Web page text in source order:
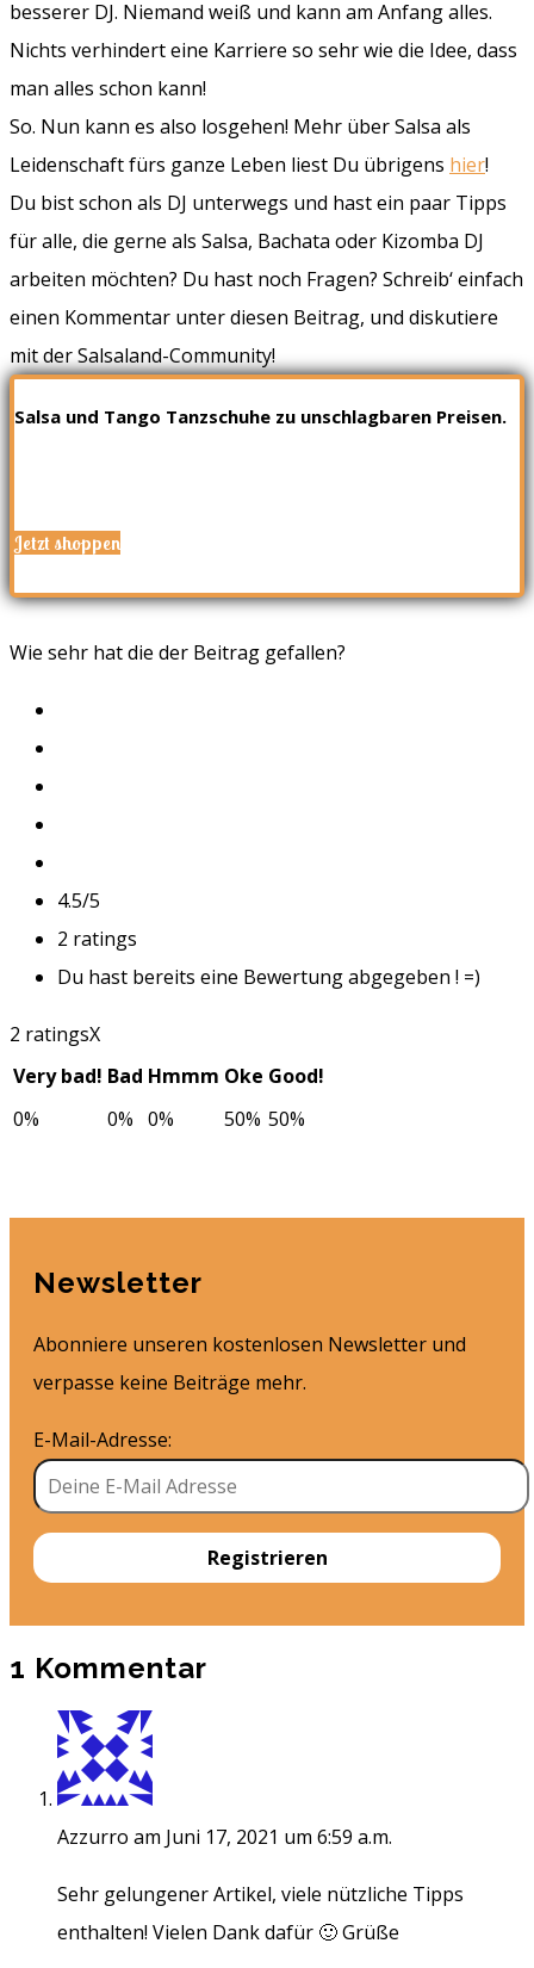
besserer DJ. Niemand weiß und kann am Anfang alles.
Nichts verhindert eine Karriere so sehr wie die Idee, dass
man alles schon kann!
So. Nun kann es also losgehen! Mehr über Salsa als
Leidenschaft fürs ganze Leben liest Du übrigens hier!
Du bist schon als DJ unterwegs und hast ein paar Tipps
für alle, die gerne als Salsa, Bachata oder Kizomba DJ
arbeiten möchten? Du hast noch Fragen? Schreib‘ einfach
einen Kommentar unter diesen Beitrag, und diskutiere
mit der Salsaland-Community!
Salsa und Tango Tanzschuhe zu unschlagbaren Preisen.
Jetzt shoppen
Wie sehr hat die der Beitrag gefallen?
4.5/5
2 ratings
Du hast bereits eine Bewertung abgegeben ! =)
2 ratingsX
Very bad! Bad Hmmm Oke Good!
0%
0% 0% 50% 50%
Newsletter
Abonniere unseren kostenlosen Newsletter und
verpasse keine Beiträge mehr.
E-Mail-Adresse:
1 Kommentar
Azzurro am Juni 17, 2021 um 6:59 a.m.
Sehr gelungener Artikel, viele nützliche Tipps
enthalten! Vielen Dank dafür 🙂 Grüße